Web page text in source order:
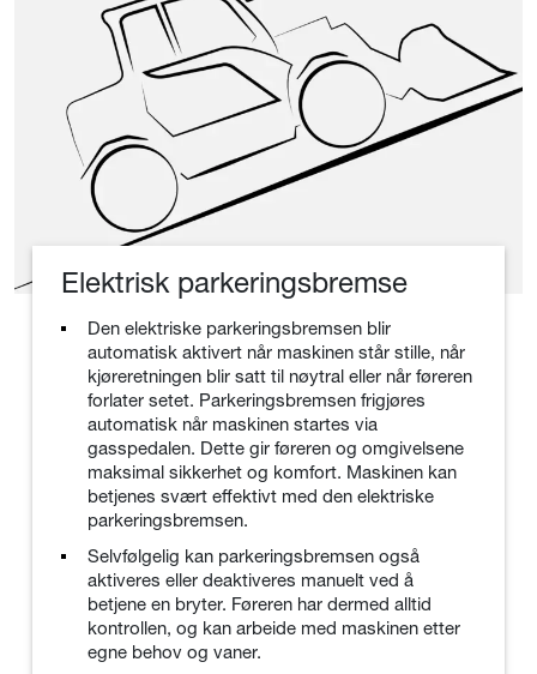
Elektrisk parkeringsbremse
Den elektriske parkeringsbremsen blir
automatisk aktivert når maskinen står stille, når
kjøreretningen blir satt til nøytral eller når føreren
forlater setet. Parkeringsbremsen frigjøres
automatisk når maskinen startes via
gasspedalen. Dette gir føreren og omgivelsene
maksimal sikkerhet og komfort. Maskinen kan
betjenes svært effektivt med den elektriske
parkeringsbremsen.
Selvfølgelig kan parkeringsbremsen også
aktiveres eller deaktiveres manuelt ved å
betjene en bryter. Føreren har dermed alltid
kontrollen, og kan arbeide med maskinen etter
egne behov og vaner.